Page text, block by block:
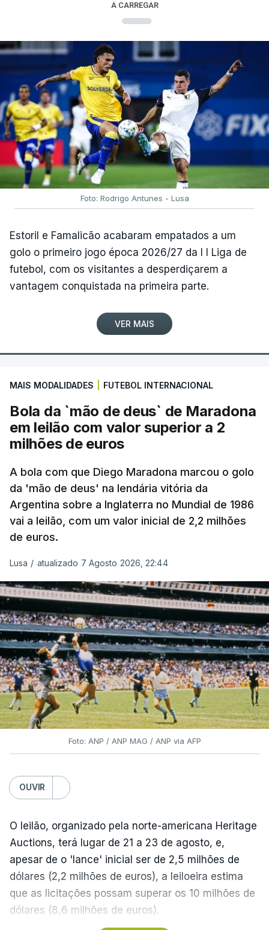
A CARREGAR
Foto: Rodrigo Antunes - Lusa
Estoril e Famalicão acabaram empatados a um
golo o primeiro jogo época 2026/27 da I I Liga de
futebol, com os visitantes a desperdiçarem a
vantagem conquistada na primeira parte.
VER MAIS
MAIS MODALIDADES FUTEBOL INTERNACIONAL
Bola da `mão de deus` de Maradona
em leilão com valor superior a 2
milhões de euros
A bola com que Diego Maradona marcou o golo
da 'mão de deus' na lendária vitória da
Argentina sobre a Inglaterra no Mundial de 1986
vai a leilão, com um valor inicial de 2,2 milhões
de euros.
Lusa / atualizado 7 Agosto 2026, 22:44
Foto: ANP / ANP MAG / ANP via AFP
OUVIR
O leilão, organizado pela norte-americana Heritage
Auctions, terá lugar de 21 a 23 de agosto, e,
apesar de o 'lance' inicial ser de 2,5 milhões de
dólares (2,2 milhões de euros), a leiloeira estima
que as licitações possam superar os 10 milhões de
dólares (8,6 milhões de euros).